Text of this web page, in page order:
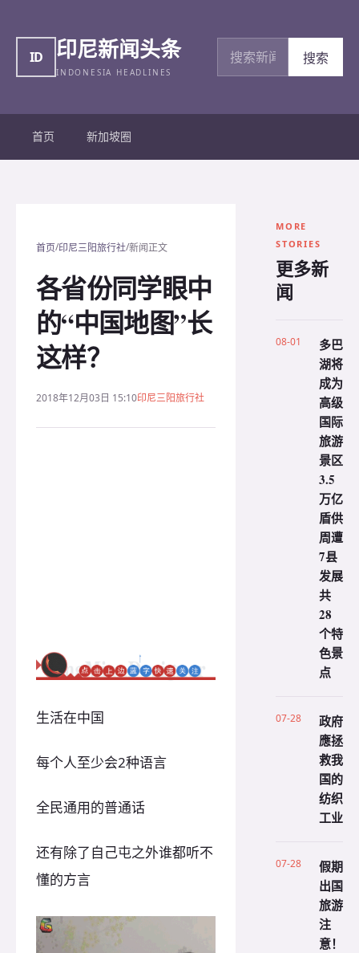
ID 印尼新闻头条
INDONESIA HEADLINES
搜索新闻
搜索
首页 新加坡圈
首页/印尼三阳旅行社/新闻正文
各省份同学眼中
的“中国地图”长
这样？
2018年12月03日 15:10印尼三阳旅行社
生活在中国
每个人至少会2种语言
全民通用的普通话
还有除了自己屯之外谁都听不
懂的方言
MORE
STORIES
更多新
闻
08-01
多巴
湖将
成为
高级
国际
旅游
景区
3.5
万亿
盾供
周遭
7县
发展
共
28
个特
色景
点
07-28
政府
應拯
救我
国的
纺织
工业
07-28
假期
出国
旅游
注
意！